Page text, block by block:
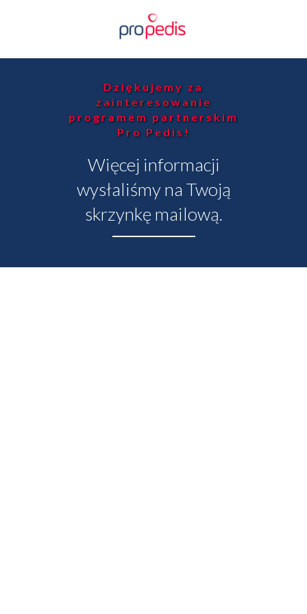
Dziękujemy za
zainteresowanie
programem partnerskim
Pro Pedis!
Więcej informacji
wysłaliśmy na Twoją
skrzynkę mailową.